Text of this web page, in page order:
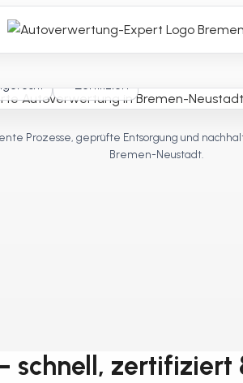
Prozesse, geprüfte Entsorgung und
Bremen-Neustadt.
schnell, zertifiziert